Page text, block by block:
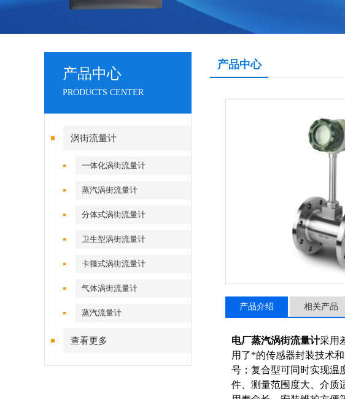
产品中心
PRODUCTS CENTER
涡街流量计
一体化涡街流量计
蒸汽涡街流量计
分体式涡街流量计
卫生型涡街流量计
卡箍式涡街流量计
气体涡街流量计
蒸汽流量计
查看更多
产品中心
产品介绍 相关产品
电厂蒸汽涡街流量计采用
用了*的传感器封装技术
号；复合型可同时实现温
件、测量范围度大、介质